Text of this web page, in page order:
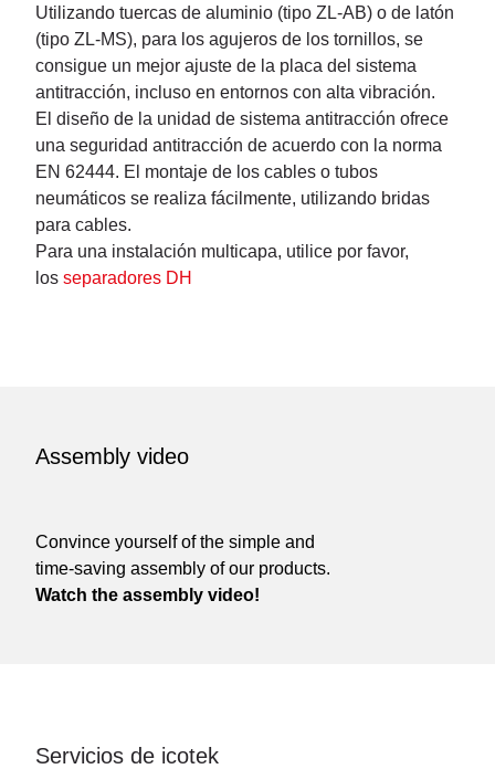
Utilizando tuercas de aluminio (tipo ZL-AB) o de latón
(tipo ZL-MS), para los agujeros de los tornillos, se
consigue un mejor ajuste de la placa del sistema
antitracción, incluso en entornos con alta vibración.
El diseño de la unidad de sistema antitracción ofrece
una seguridad antitracción de acuerdo con la norma
EN 62444. El montaje de los cables o tubos
neumáticos se realiza fácilmente, utilizando bridas
para cables.
Para una instalación multicapa, utilice por favor,
los separadores DH
Assembly video
Convince yourself of the simple and
time-saving assembly of our products.
Watch the assembly video!
Servicios de icotek